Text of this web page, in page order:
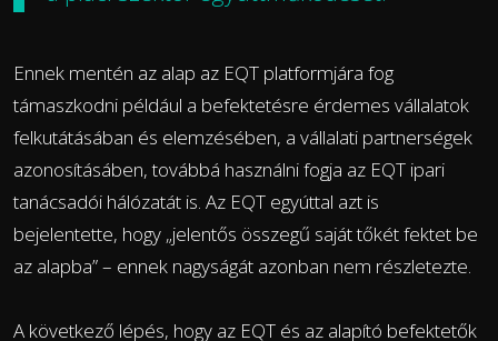
Ennek mentén az alap az EQT platformjára fog
támaszkodni például a befektetésre érdemes vállalatok
felkutátásában és elemzésében, a vállalati partnerségek
azonosításáben, továbbá használni fogja az EQT ipari
tanácsadói hálózatát is. Az EQT egyúttal azt is
bejelentette, hogy „jelentős összegű saját tőkét fektet be
az alapba” – ennek nagyságát azonban nem részletezte.
A következő lépés, hogy az EQT és az alapító befektetők